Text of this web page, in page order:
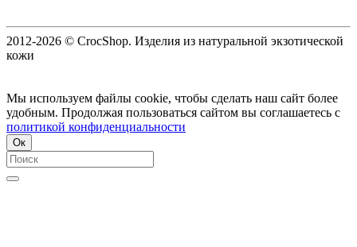
2012-2026 © CrocShop. Изделия из натуральной экзотической
кожи
Мы используем файлы cookie, чтобы сделать наш сайт более
удобным. Продолжая пользоваться сайтом вы соглашаетесь с
политикой конфиденциальности
Ок